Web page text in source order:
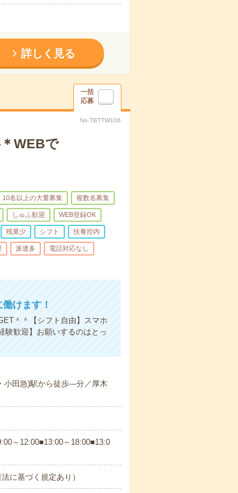
詳しく見る
一括
応募
No.TBTTW106
WEBで
10名以上の大量募集 複数名募集
しゅふ歓迎 WEB登録OK
残業少 シフト 扶養控内
派遣多 電話対応なし
けます！
＾＾【シフト自由】スマホ
験歓迎】お願いするのはとっ
田急)駅から徒歩---分／厚木
～12:00■13:00～18:00■13:0
に基づく規定あり）